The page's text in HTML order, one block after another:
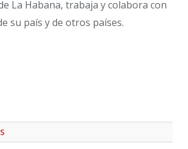
La Habana, trabaja y colabora con
su país y de otros países.